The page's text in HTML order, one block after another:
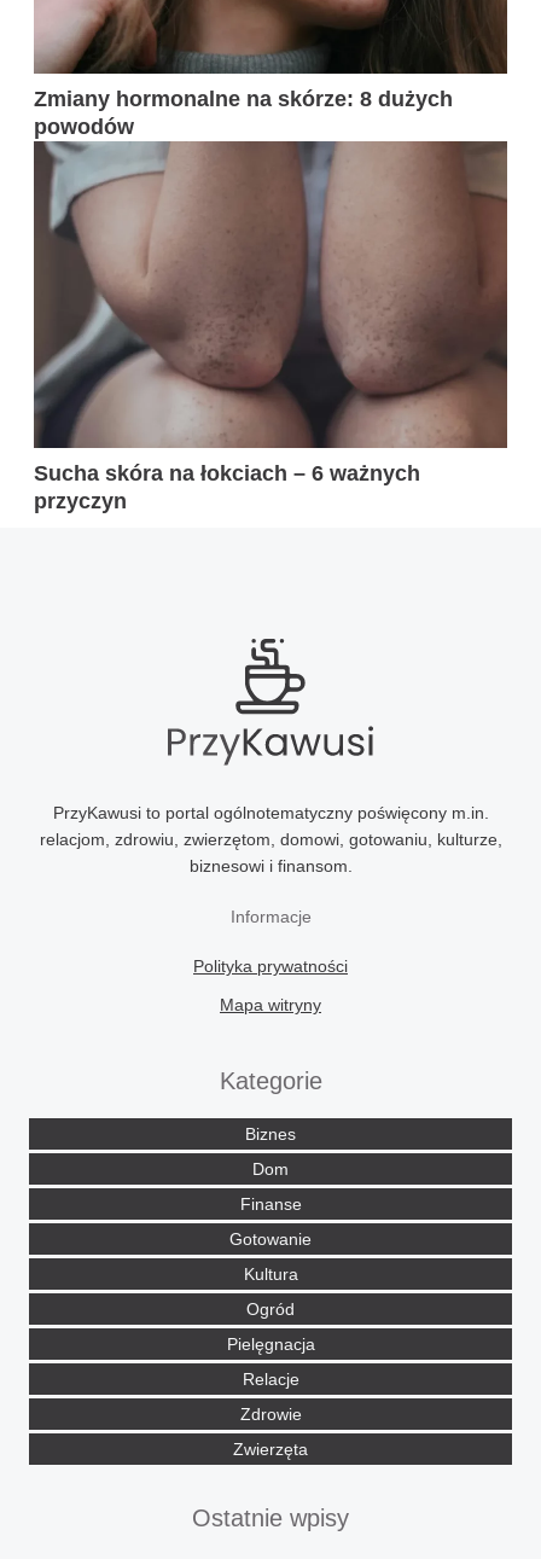
Zmiany hormonalne na skórze: 8 dużych
powodów
Sucha skóra na łokciach – 6 ważnych
przyczyn
PrzyKawusi to portal ogólnotematyczny poświęcony m.in.
relacjom, zdrowiu, zwierzętom, domowi, gotowaniu, kulturze,
biznesowi i finansom.
Informacje
Polityka prywatności
Mapa witryny
Kategorie
Biznes
Dom
Finanse
Gotowanie
Kultura
Ogród
Pielęgnacja
Relacje
Zdrowie
Zwierzęta
Ostatnie wpisy